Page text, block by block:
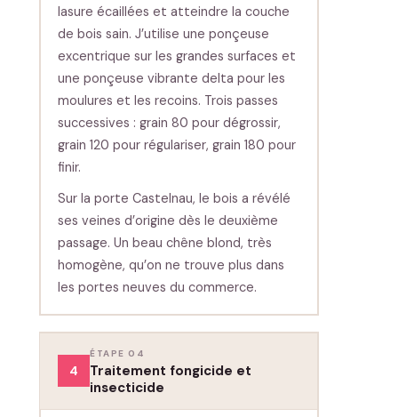
lasure écaillées et atteindre la couche
de bois sain. J’utilise une ponçeuse
excentrique sur les grandes surfaces et
une ponçeuse vibrante delta pour les
moulures et les recoins. Trois passes
successives : grain 80 pour dégrossir,
grain 120 pour régulariser, grain 180 pour
finir.
Sur la porte Castelnau, le bois a révélé
ses veines d’origine dès le deuxième
passage. Un beau chêne blond, très
homogène, qu’on ne trouve plus dans
les portes neuves du commerce.
4
ÉTAPE 04
Traitement fongicide et
insecticide